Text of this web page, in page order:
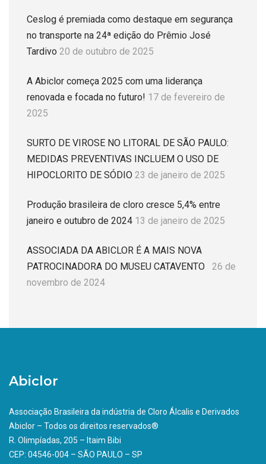
Ceslog é premiada como destaque em segurança
no transporte na 24ª edição do Prêmio José
Tardivo 20 de outubro de 2025
A Abiclor começa 2025 com uma liderança
renovada e focada no futuro! 17 de fevereiro de
2025
SURTO DE VIROSE NO LITORAL DE SÃO PAULO:
MEDIDAS PREVENTIVAS INCLUEM O USO DE
HIPOCLORITO DE SÓDIO 23 de janeiro de 2025
Produção brasileira de cloro cresce 5,4% entre
janeiro e outubro de 2024 13 de janeiro de 2025
ASSOCIADA DA ABICLOR É A MAIS NOVA
PATROCINADORA DO MUSEU CATAVENTO
26 de
novembro de 2024
Abiclor
Associação Brasileira da indústria de Cloro Álcalis e Derivados
Abiclor – Todos os direitos reservados®
R. Olimpíadas, 205 – Itaim Bibi
CEP: 04546-004 – SÃO PAULO – SP